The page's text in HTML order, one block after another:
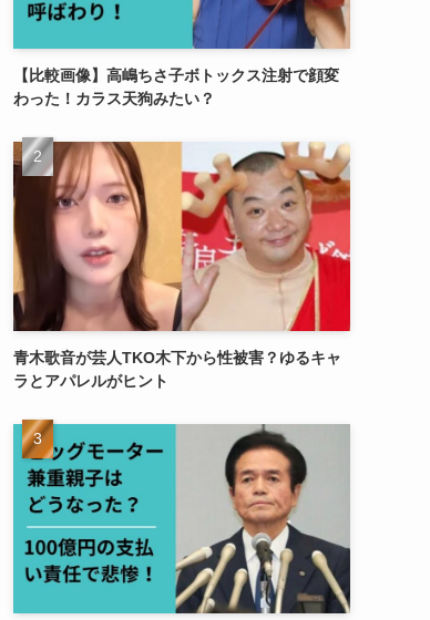
【比較画像】高嶋ちさ子ボトックス注射で顔変
わった！カラス天狗みたい？
青木歌音が芸人TKO木下から性被害？ゆるキャ
ラとアパレルがヒント